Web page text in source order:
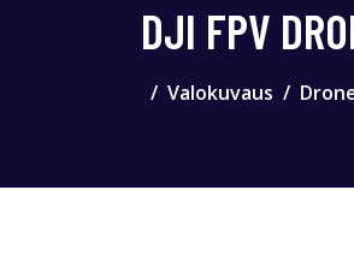
DJI FPV
Valokuvaus